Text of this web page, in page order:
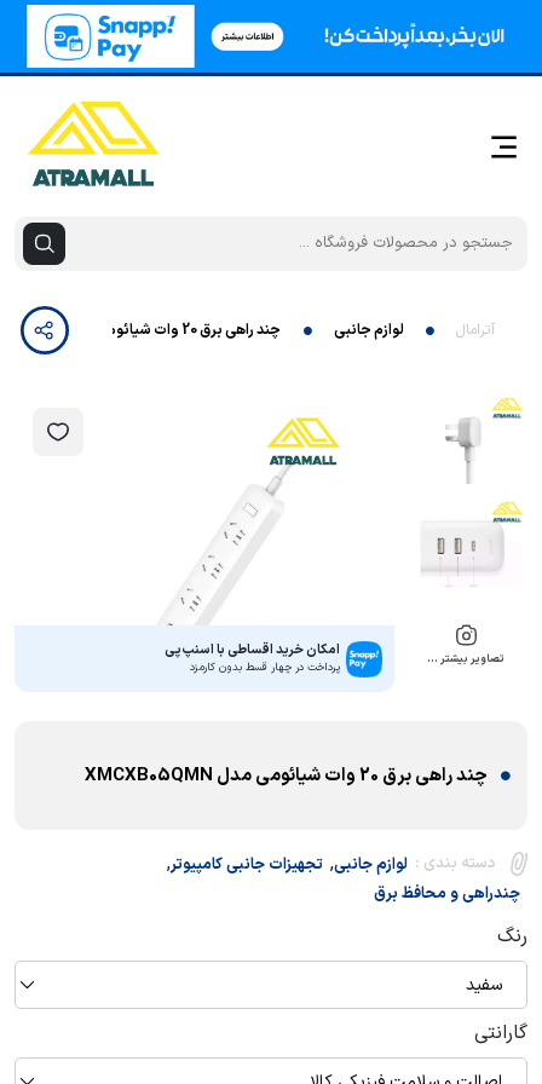
آترامال لوازم جانبی چند راهی برق 20 وات شیائومی مدل XMCXB05QMN
تصاویر بیشتر … امکان خرید اقساطی با اسنپ‌پی
پرداخت در چهار قسط بدون کارمزد
چند راهی برق 20 وات شیائومی مدل XMCXB05QMN
دسته بندی : لوازم جانبی, تجهیزات جانبی کامپیوتر,
چندراهی و محافظ برق
رنگ
سفید
گارانتی